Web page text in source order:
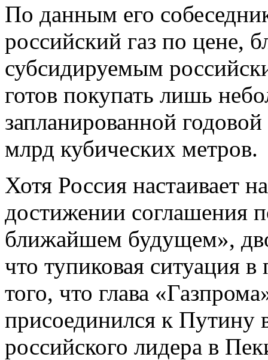
По данным его
российский газ по цене,
субсидируемым
готов покупать лишь
запланированной
млрд кубических метров.
Хотя Россия настаивает
достижении соглашения
ближайшем будущем»,
что тупиковая ситуация
того, что глава
присоединился к Путину
российского лидера в